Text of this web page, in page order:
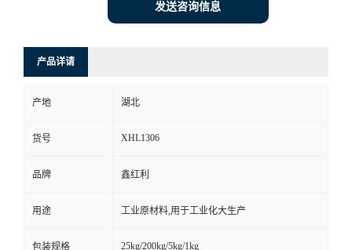
发送咨询信息
产品详请
产地 湖北
货号 XHL1306
品牌 鑫红利
用途 工业原材料,用于工业化大生产
包装规格 25kg/200kg/5kg/1kg